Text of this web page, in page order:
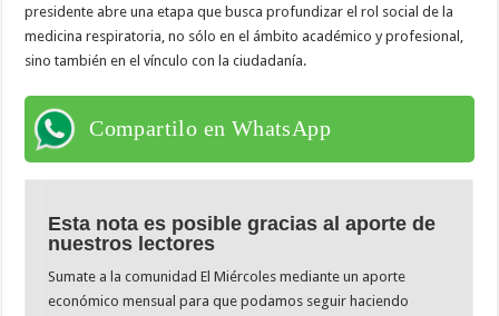
presidente abre una etapa que busca profundizar el rol social de la
medicina respiratoria, no sólo en el ámbito académico y profesional,
sino también en el vínculo con la ciudadanía.
Compartilo en WhatsApp
Esta nota es posible gracias al aporte de
nuestros lectores
Sumate a la comunidad El Miércoles mediante un aporte
económico mensual para que podamos seguir haciendo